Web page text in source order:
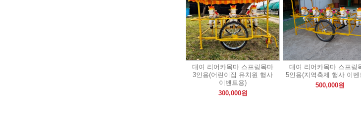
대여 리어카목마 스프링목마
3인용(어린이집 유치원 행사
이벤트용)
300,000원
대여 리어카목마 스프링
5인용(지역축제 행사 이벤
500,000원